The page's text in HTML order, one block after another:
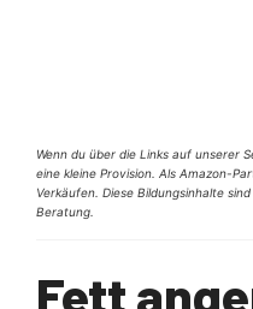
Wenn du über die Links auf unserer
eine kleine Provision. Als Amazon-
Verkäufen. Diese Bildungsinhalte
Beratung.
Fett